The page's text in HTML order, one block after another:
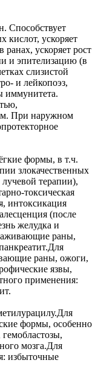
Способствует
кислот, ускоряет
ускоряет рост
и эпителизацию (в
слизистой
и лейкопоэз,
иммунитета.
При наружном
формы, в т.ч.
злокачественных
терапии),
токсическая
интоксикация
(после
желудка и
раны,
раны, ожоги,
язвы,
применения:
формы, особенно
мозга.Для
избыточные